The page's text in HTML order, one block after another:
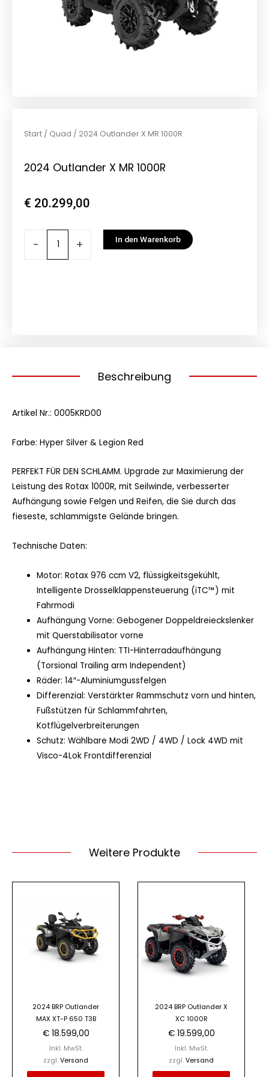
Start / Quad / 2024 Outlander X MR 1000R
2024 Outlander X MR 1000R
€ 20.299,00
- + In den Warenkorb
Beschreibung
Artikel Nr.: 0005KRD00
Farbe: Hyper Silver & Legion Red
PERFEKT FÜR DEN SCHLAMM. Upgrade zur Maximierung der
Leistung des Rotax 1000R, mit Seilwinde, verbesserter
Aufhängung sowie Felgen und Reifen, die Sie durch das
fieseste, schlammigste Gelände bringen.
Technische Daten:
Motor: Rotax 976 ccm V2, flüssigkeitsgekühlt,
Intelligente Drosselklappensteuerung (iTC™️) mit
Fahrmodi
Aufhängung Vorne: Gebogener Doppeldreieckslenker
mit Querstabilisator vorne
Aufhängung Hinten: TTI-Hinterradaufhängung
(Torsional Trailing arm Independent)
Räder: 14″-Aluminiumgussfelgen
Differenzial: Verstärkter Rammschutz vorn und hinten,
Fußstützen für Schlammfahrten,
Kotflügelverbreiterungen
Schutz: Wählbare Modi 2WD / 4WD / Lock 4WD mit
Visco-4Lok Frontdifferenzial
Weitere Produkte
2024 BRP Outlander
MAX XT-P 650 T3B
€18.599,00
Inkl. MwSt.
zzgl. Versand
2024 BRP Outlander X
XC 1000R
€19.599,00
Inkl. MwSt.
zzgl. Versand